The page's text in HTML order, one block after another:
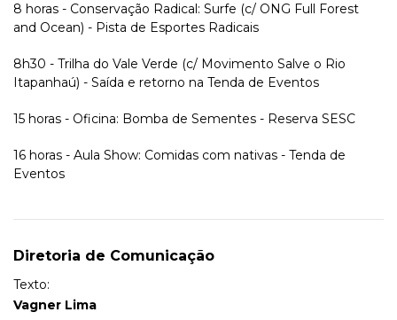
8 horas - Conservação Radical: Surfe (c/ ONG Full Forest
and Ocean) - Pista de Esportes Radicais
8h30 - Trilha do Vale Verde (c/ Movimento Salve o Rio
Itapanhaú) - Saída e retorno na Tenda de Eventos
15 horas - Oficina: Bomba de Sementes - Reserva SESC
16 horas - Aula Show: Comidas com nativas - Tenda de
Eventos
Diretoria de Comunicação
Texto:
Vagner Lima